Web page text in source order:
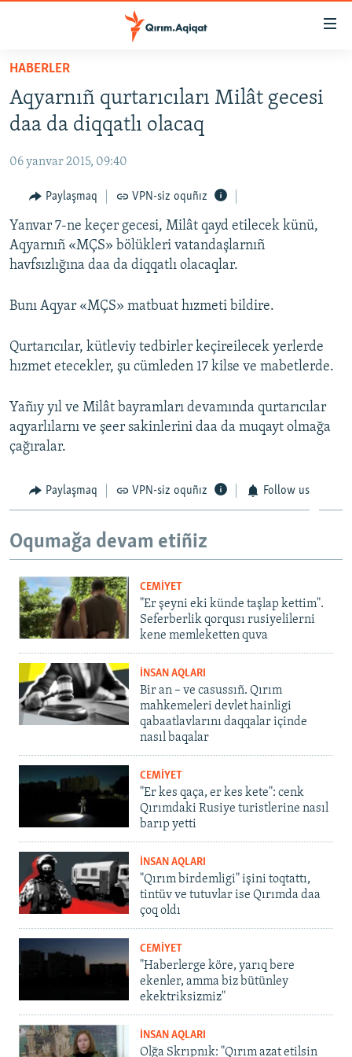
Esas
qaytmaq
Baş
qaytmaq
qaytmaq
SİYASET
CEMİYET
MEDENİYET
İNSAN AQLARI
VİDEO
BLOGLAR
FİKİR
Українською
QOŞULIÑIZ!
HABERLER
Aqyarnıñ qurtarıcıları Milât gecesi
daa da diqqatlı olacaq
06 yanvar 2015, 09:40
Paylaşmaq VPN-siz oquñız
Yanvar 7-ne keçer gecesi, Milât qayd etilecek künü,
Aqyarnıñ «MÇS» bölükleri vatandaşlarnıñ
havfsızlığına daa da diqqatlı olacaqlar.
Bunı Aqyar «MÇS» matbuat hızmeti bildire.
Qurtarıcılar, kütleviy tedbirler keçireilecek yerlerde
hızmet etecekler, şu cümleden 17 kilse ve mabetlerde.
Yañıy yıl ve Milât bayramları devamında qurtarıcılar
aqyarlılarnı ve şeer sakinlerini daa da muqayt olmağa
çağıralar.
Paylaşmaq VPN-siz oquñız Follow us
Oqumağa devam etiñiz
CEMİYET
"Er şeyni eki künde taşlap kettim".
Seferberlik qorqusı rusiyelilerni
kene memleketten quva
İNSAN AQLARI
Bir an – ve casussıñ. Qırım
mahkemeleri devlet hainligi
qabaatlavlarını daqqalar içinde
nasıl baqalar
CEMİYET
"Er kes qaça, er kes kete": cenk
Qırımdaki Rusiye turistlerine nasıl
barıp yetti
İNSAN AQLARI
"Qırım birdemligi" işini toqtattı,
tintüv ve tutuvlar ise Qırımda daa
çoq oldı
CEMİYET
"Haberlerge köre, yarıq bere
ekenler, amma biz bütünley
ekektriksizmiz"
İNSAN AQLARI
Olğa Skrıpnık: "Qırım azat etilsin